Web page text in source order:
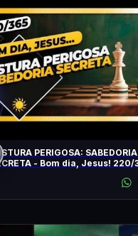
PERIGOSA: SABEDORIA
- Bom dia, Jesus! 220/365